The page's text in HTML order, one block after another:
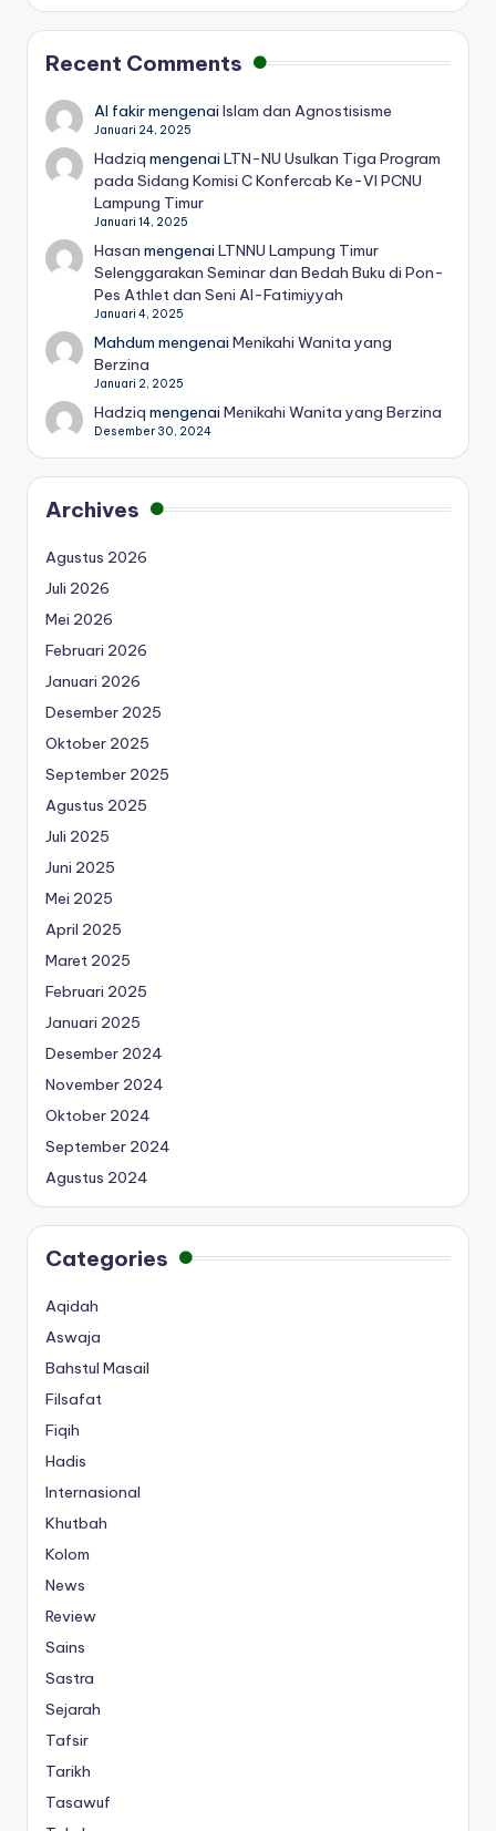
Recent Comments
Al fakirmengenaiIslam dan Agnostisisme
Januari 24, 2025
Hadziq mengenaiLTN-NU Usulkan Tiga Program
pada Sidang Komisi C Konfercab Ke-VI PCNU
Lampung Timur
Januari 14, 2025
Hasan mengenaiLTNNU Lampung Timur
Selenggarakan Seminar dan Bedah Buku di Pon-
Pes Athlet dan Seni Al-Fatimiyyah
Januari 4, 2025
Mahdum mengenaiMenikahi Wanita yang
Berzina
Januari 2, 2025
Hadziq mengenaiMenikahi Wanita yang Berzina
Desember 30, 2024
Archives
Agustus 2026
Juli 2026
Mei 2026
Februari 2026
Januari 2026
Desember 2025
Oktober 2025
September 2025
Agustus 2025
Juli 2025
Juni 2025
Mei 2025
April 2025
Maret 2025
Februari 2025
Januari 2025
Desember 2024
November 2024
Oktober 2024
September 2024
Agustus 2024
Categories
Aqidah
Aswaja
Bahstul Masail
Filsafat
Fiqih
Hadis
Internasional
Khutbah
Kolom
News
Review
Sains
Sastra
Sejarah
Tafsir
Tarikh
Tasawuf